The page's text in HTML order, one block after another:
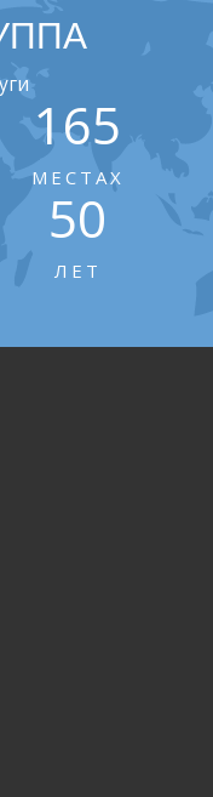
165
МЕСТАХ
50
ЛЕТ